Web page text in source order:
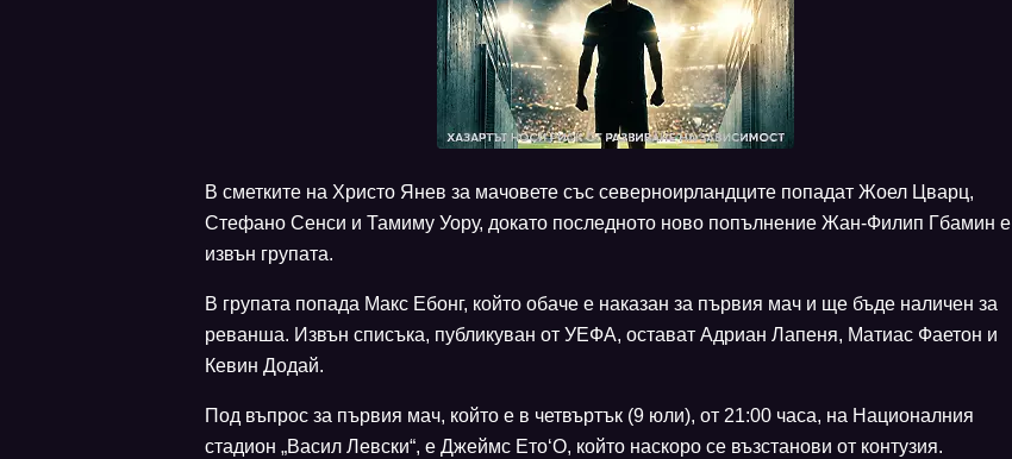
В сметките на Христо Янев за мачовете със северноирландците попадат Жоел Цварц,
Стефано Сенси и Тамиму Уору, докато последното ново попълнение Жан-Филип Гбамин е
извън групата.
В групата попада Макс Ебонг, който обаче е наказан за първия мач и ще бъде наличен за
реванша. Извън списъка, публикуван от УЕФА, остават Адриан Лапеня, Матиас Фаетон и
Кевин Додай.
Под въпрос за първия мач, който е в четвъртък (9 юли), от 21:00 часа, на Националния
стадион „Васил Левски“, е Джеймс Ето‘О, който наскоро се възстанови от контузия.